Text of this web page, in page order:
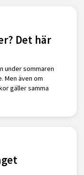
Det här
under sommaren
Men även om
gäller samma